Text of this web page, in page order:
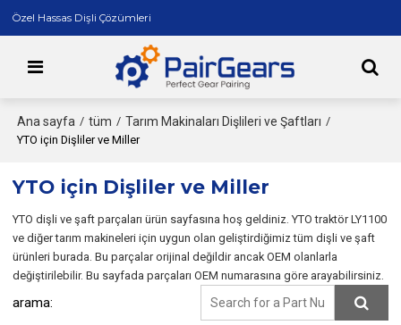
Özel Hassas Dişli Çözümleri
Ana sayfa / tüm / Tarım Makinaları Dişlileri ve Şaftları /
YTO için Dişliler ve Miller
YTO için Dişliler ve Miller
YTO dişli ve şaft parçaları ürün sayfasına hoş geldiniz. YTO traktör LY1100
ve diğer tarım makineleri için uygun olan geliştirdiğimiz tüm dişli ve şaft
ürünleri burada. Bu parçalar orijinal değildir ancak OEM olanlarla
değiştirilebilir. Bu sayfada parçaları OEM numarasına göre arayabilirsiniz.
arama: